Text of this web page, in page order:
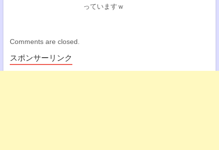
っていますｗ
Comments are closed.
スポンサーリンク